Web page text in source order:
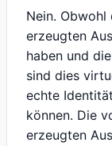
Nein.
erzeugten
haben und
sind dies
echte
können. Die
erzeugten